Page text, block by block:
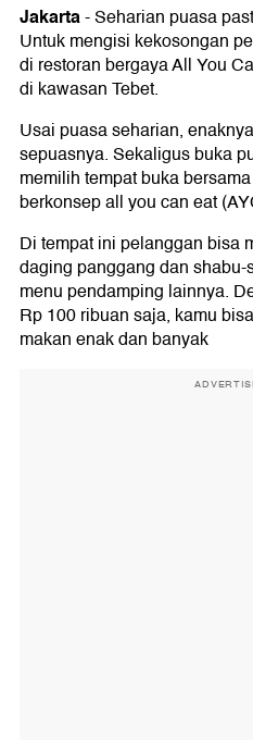
Jakarta-Seharian puasa
Untuk mengisi kekosongan
di restoran bergaya All You
di kawasan Tebet.
Usai puasa seharian,
sepuasnya. Sekaligus buka
memilih tempat buka
berkonsep all you can eat
Di tempat ini pelanggan bisa
daging panggang dan
menu pendamping lainnya.
Rp 100 ribuan saja, kamu
makan enak dan banyak